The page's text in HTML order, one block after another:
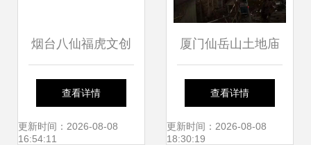
烟台八仙福虎文创
产品亮相第四届中
国舞台美术展，厦
查看详情
更新时间：2026-08-08
16:54:11
厦门仙岳山土地庙
灵验背后的香火与
祈愿
查看详情
更新时间：2026-08-08
18:30:19